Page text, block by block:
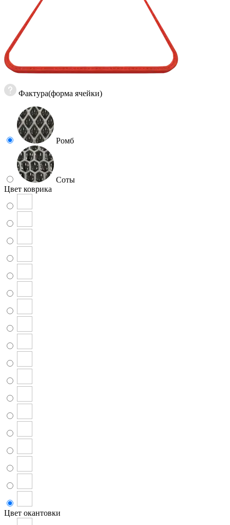
Фактура(форма ячейки)
Ромб
Соты
Цвет коврика
Цвет окантовки